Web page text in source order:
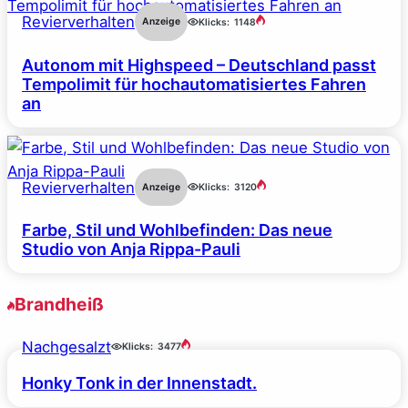
Revierverhalten Anzeige Klicks: 1148
Autonom mit Highspeed – Deutschland passt
Tempolimit für hochautomatisiertes Fahren
an
Revierverhalten Anzeige Klicks: 3120
Farbe, Stil und Wohlbefinden: Das neue
Studio von Anja Rippa-Pauli
Brandheiß
Nachgesalzt Klicks: 3477
Honky Tonk in der Innenstadt.